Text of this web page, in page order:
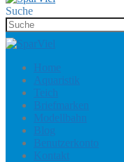
Suche
Home
Aquaristik
Teich
Briefmarken
Modellbahn
Blog
Benutzerkonto
Kontakt